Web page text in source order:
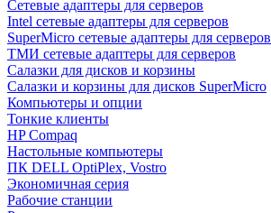
Сетевые адаптеры для серверов
Intel сетевые адаптеры для серверов
SuperMicro сетевые адаптеры для серверов
ТМИ сетевые адаптеры для серверов
Салазки для дисков и корзины
Салазки и корзины для дисков SuperMicro
Компьютеры и опции
Тонкие клиенты
HP Compaq
Настольные компьютеры
ПК DELL OptiPlex, Vostro
Экономичная серия
Рабочие станции